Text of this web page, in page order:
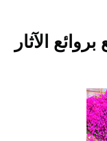
الآثار